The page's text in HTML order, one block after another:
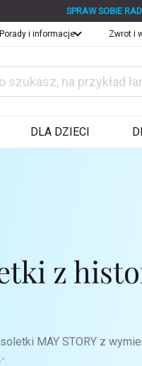
SPRAW SOBIE
Porady i informacje Zwrot i
DLA DZIECI
z
MAY STORY z